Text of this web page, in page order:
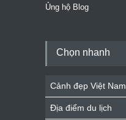
Ủng hộ Blog
Chọn nhanh
Cảnh đẹp Việt Nam
Địa điểm du lịch